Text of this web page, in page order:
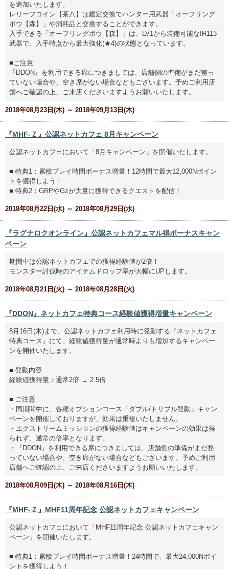
を追加いたします。
レリーフコイン【茶八】は鑑定交換でハンター用武器「オーフリング
ボウ【森】」や消耗品と交換することができます。
入手できる「オーフリングボウ【森】」は、LV1から装備可能なIR113
武器で、入手時点から最大強化(★4)の状態となっています。
■ご注意
『DDON』を利用できる席につきましては、店舗側の準備がまだ整っ
ていない場合や、空き席がない場合などもございます。予めご利用店
舗へご確認の上、ご来店くださいますようお願いいたします。
2018年08月23日(木) ～ 2018年09月13日(木)
『MHF-Ｚ』公認ネットカフェ 8月キャンペーン
公認ネットカフェにおいて「8月キャンペーン」を開催いたします。
■ 特典1：累積プレイ時間ボーナス増量！12時間で最大12,000Nポイン
トを獲得しよう！
■ 特典2：GRPやGzが大量に獲得できるクエストを配信！
2018年08月22日(水) ～ 2018年08月29日(水)
『ラグナロクオンライン』公認ネットカフェマル得ボーナスキャン
ペーン
期間中は公認ネットカフェでの獲得経験値が2倍！
モンスター討伐時のアイテムドロップ率が大幅にUPします。
2018年08月21日(火) ～ 2018年08月28日(火)
『DDON』ネットカフェ特典コース経験値獲得増量キャンペーン
8月16日(木)まで、公認ネットカフェ利用時に発動する『ネットカフェ
特典コース』にて、経験値獲得量が通常時よりも増加するキャンペー
ンを開催いたします。
■ 発動内容
経験値獲得量：通常2倍 → 2.5倍
■ ご注意
・同期間中に、各種オプションコース「ダブル/トリプル発動」キャン
ペーンを開催しておりますが、効果は重複いたしません。
・エクストリームミッションの獲得経験値はキャンペーンの効果は得
られず、通常の倍率となります。
・『DDON』を利用できる席につきましては、店舗側の準備がまだ整
っていない場合や、空き席がない場合などもございます。予めご利用
店舗へご確認の上、ご来店くださいますようお願いいたします。
2018年08月09日(木) ～ 2018年08月16日(木)
『MHF-Ｚ』MHF11周年記念 公認ネットカフェキャンペーン
公認ネットカフェにおいて「MHF11周年記念 公認ネットカフェキャン
ペーン」を開催いたします。
■ 特典1：累積プレイ時間ボーナス増量！24時間で、最大24,000Nポイ
ントを獲得しよう！